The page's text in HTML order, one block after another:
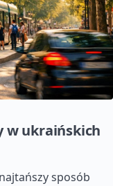
w ukraińskich
sposób